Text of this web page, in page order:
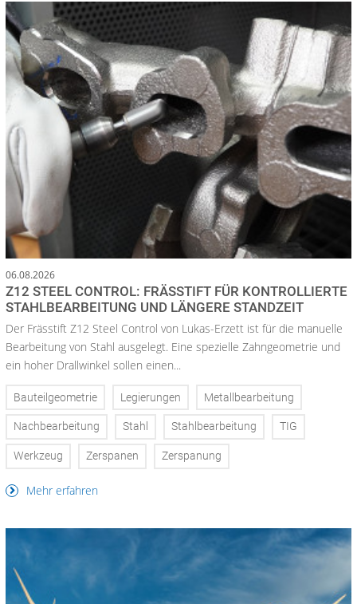
06.08.2026
Z12 STEEL CONTROL: FRÄSSTIFT FÜR KONTROLLIERTE
STAHLBEARBEITUNG UND LÄNGERE STANDZEIT
Der Frässtift Z12 Steel Control von Lukas-Erzett ist für die manuelle
Bearbeitung von Stahl ausgelegt. Eine spezielle Zahngeometrie und
ein hoher Drallwinkel sollen einen...
Bauteilgeometrie Legierungen Metallbearbeitung
Nachbearbeitung Stahl Stahlbearbeitung TIG
Werkzeug Zerspanen Zerspanung
Mehr erfahren